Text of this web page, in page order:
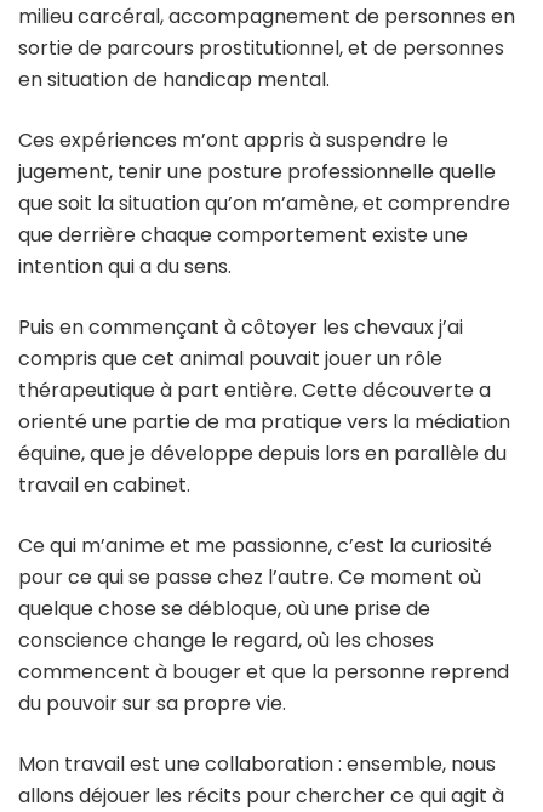
milieu carcéral, accompagnement de personnes en
sortie de parcours prostitutionnel, et de personnes
en situation de handicap mental.
Ces expériences m’ont appris à suspendre le
jugement, tenir une posture professionnelle quelle
que soit la situation qu’on m’amène, et comprendre
que derrière chaque comportement existe une
intention qui a du sens.
Puis en commençant à côtoyer les chevaux j’ai
compris que cet animal pouvait jouer un rôle
thérapeutique à part entière. Cette découverte a
orienté une partie de ma pratique vers la médiation
équine, que je développe depuis lors en parallèle du
travail en cabinet.
Ce qui m’anime et me passionne, c’est la curiosité
pour ce qui se passe chez l’autre. Ce moment où
quelque chose se débloque, où une prise de
conscience change le regard, où les choses
commencent à bouger et que la personne reprend
du pouvoir sur sa propre vie.
Mon travail est une collaboration : ensemble, nous
allons déjouer les récits pour chercher ce qui agit à